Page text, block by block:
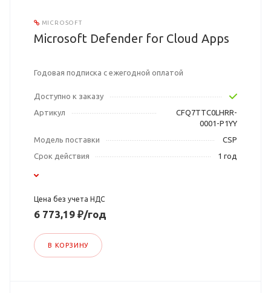
MICROSOFT
Microsoft Defender for Cloud Apps
Годовая подписка с ежегодной оплатой
Доступно к заказу
Артикул
CFQ7TTC0LHRR-
0001-P1YY
Модель поставки
CSP
Срок действия
1 год
Цена без учета НДС
6 773,19 ₽/год
В КОРЗИНУ